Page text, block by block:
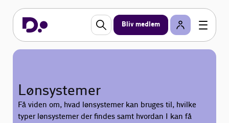
Bliv medlem
Lønsystemer
Få viden om, hvad lønsystemer kan bruges til, hvilke
typer lønsystemer der findes samt hvordan I kan få